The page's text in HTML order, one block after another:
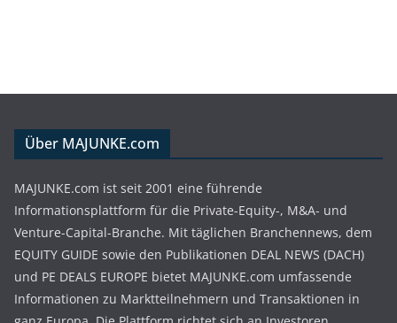
Über MAJUNKE.com
MAJUNKE.com ist seit 2001 eine führende
Informationsplattform für die Private-Equity-, M&A- und
Venture-Capital-Branche. Mit täglichen Branchennews, dem
EQUITY GUIDE sowie den Publikationen DEAL NEWS (DACH)
und PE DEALS EUROPE bietet MAJUNKE.com umfassende
Informationen zu Marktteilnehmern und Transaktionen in